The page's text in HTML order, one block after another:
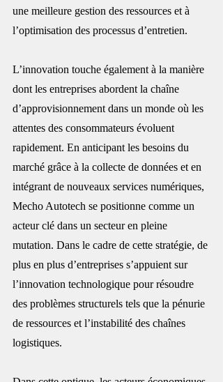
une meilleure gestion des ressources et à
l’optimisation des processus d’entretien.
L’innovation touche également à la manière
dont les entreprises abordent la chaîne
d’approvisionnement dans un monde où les
attentes des consommateurs évoluent
rapidement. En anticipant les besoins du
marché grâce à la collecte de données et en
intégrant de nouveaux services numériques,
Mecho Autotech se positionne comme un
acteur clé dans un secteur en pleine
mutation. Dans le cadre de cette stratégie, de
plus en plus d’entreprises s’appuient sur
l’innovation technologique pour résoudre
des problèmes structurels tels que la pénurie
de ressources et l’instabilité des chaînes
logistiques.